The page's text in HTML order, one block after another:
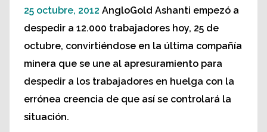
25 octubre, 2012 AngloGold Ashanti empezó a
despedir a 12.000 trabajadores hoy, 25 de
octubre, convirtiéndose en la última compañía
minera que se une al apresuramiento para
despedir a los trabajadores en huelga con la
errónea creencia de que así se controlará la
situación.